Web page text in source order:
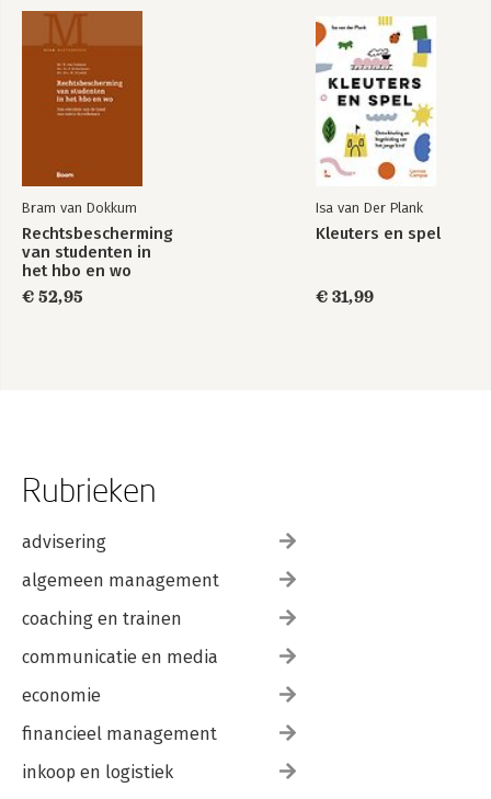
Bram van Dokkum
Rechtsbescherming
van studenten in
het hbo en wo
€ 52,95
Isa van Der Plank
Kleuters en spel
€ 31,99
Rubrieken
advisering
algemeen management
coaching en trainen
communicatie en media
economie
financieel management
inkoop en logistiek